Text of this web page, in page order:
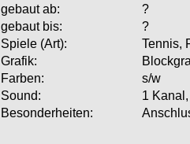
gebaut ab:
?
gebaut bis:
?
Spiele (Art):
Tennis,
Grafik:
Farben:
s/w
Sound:
1
Besonderheiten: